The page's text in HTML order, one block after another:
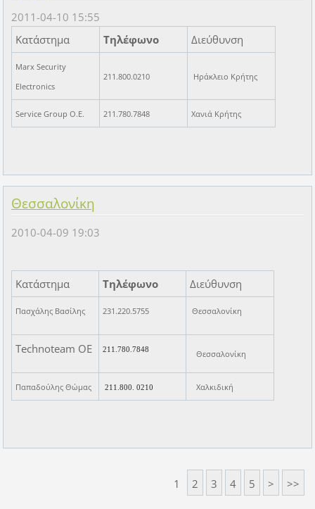
2011-04-10 15:55
Κατάστημα
Τηλέφωνο Διεύθυνση
Marx Security
Electronics
211.800.0210 Ηράκλειο Κρήτης
Service Group O.E. 211.780.7848 Χανιά Κρήτης
Θεσσαλονίκη
2010-04-09 19:03
Κατάστημα Τηλέφωνο Διεύθυνση
Πασχάλης Βασίλης 231.220.5755 Θεσσαλονίκη
Technoteam ΟΕ 211.780.7848 Θεσσαλονίκη
Παπαδούλης Θώμας 211.800. 0210 Χαλκιδική
1 2 3 4 5 > >>